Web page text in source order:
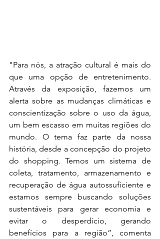
"Para nós, a atração cultural é mais do
que uma opção de entretenimento.
Através da exposição, fazemos um
alerta sobre as mudanças climáticas e
conscientização sobre o uso da água,
um bem escasso em muitas regiões do
mundo. O tema faz parte da nossa
história, desde a concepção do projeto
do shopping. Temos um sistema de
coleta, tratamento, armazenamento e
recuperação de água autossuficiente e
estamos sempre buscando soluções
sustentáveis para gerar economia e
evitar o desperdício, gerando
benefícios para a região”, comenta